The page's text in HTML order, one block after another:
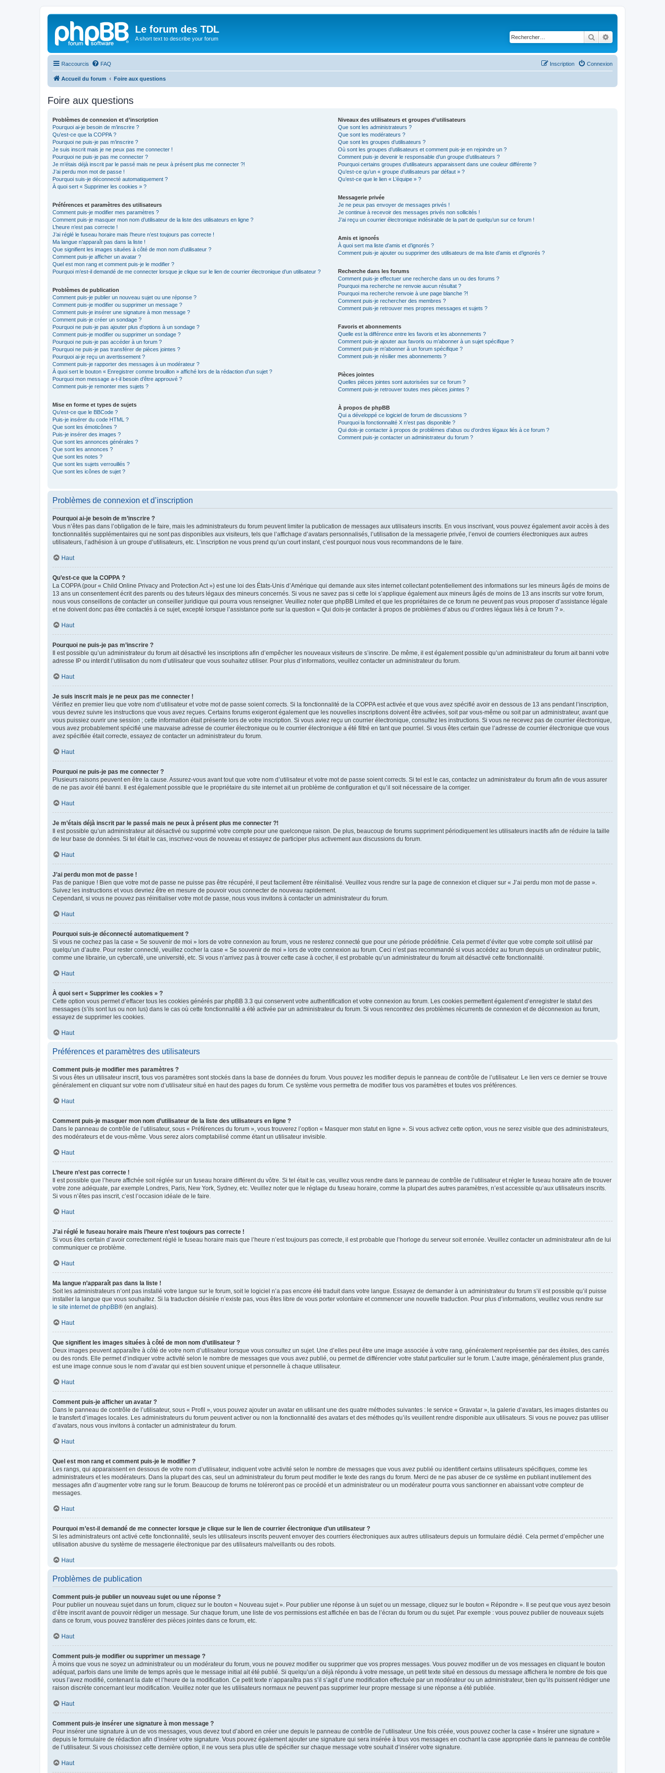
Le forum des TDL
A short text to describe your forum Rechercher
Raccourcis FAQ Connexion
Inscription
Accueil du forum Foire aux questions
Foire aux questions
Problèmes de connexion et d’inscription
Pourquoi ai-je besoin de m’inscrire ?
Qu’est-ce que la COPPA ?
Pourquoi ne puis-je pas m’inscrire ?
Je suis inscrit mais je ne peux pas me connecter !
Pourquoi ne puis-je pas me connecter ?
Je m’étais déjà inscrit par le passé mais ne peux à présent plus me connecter ?!
J’ai perdu mon mot de passe !
Pourquoi suis-je déconnecté automatiquement ?
À quoi sert « Supprimer les cookies » ?
Préférences et paramètres des utilisateurs
Comment puis-je modifier mes paramètres ?
Comment puis-je masquer mon nom d’utilisateur de la liste des utilisateurs en ligne ?
L’heure n’est pas correcte !
J’ai réglé le fuseau horaire mais l’heure n’est toujours pas correcte !
Ma langue n’apparaît pas dans la liste !
Que signifient les images situées à côté de mon nom d’utilisateur ?
Comment puis-je afficher un avatar ?
Quel est mon rang et comment puis-je le modifier ?
Pourquoi m’est-il demandé de me connecter lorsque je clique sur le lien de courrier électronique d’un utilisateur ?
Problèmes de publication
Comment puis-je publier un nouveau sujet ou une réponse ?
Comment puis-je modifier ou supprimer un message ?
Comment puis-je insérer une signature à mon message ?
Comment puis-je créer un sondage ?
Pourquoi ne puis-je pas ajouter plus d’options à un sondage ?
Comment puis-je modifier ou supprimer un sondage ?
Pourquoi ne puis-je pas accéder à un forum ?
Pourquoi ne puis-je pas transférer de pièces jointes ?
Pourquoi ai-je reçu un avertissement ?
Comment puis-je rapporter des messages à un modérateur ?
À quoi sert le bouton « Enregistrer comme brouillon » affiché lors de la rédaction d’un sujet ?
Pourquoi mon message a-t-il besoin d’être approuvé ?
Comment puis-je remonter mes sujets ?
Mise en forme et types de sujets
Qu’est-ce que le BBCode ?
Puis-je insérer du code HTML ?
Que sont les émoticônes ?
Puis-je insérer des images ?
Que sont les annonces générales ?
Que sont les annonces ?
Que sont les notes ?
Que sont les sujets verrouillés ?
Que sont les icônes de sujet ?
Niveaux des utilisateurs et groupes d’utilisateurs
Que sont les administrateurs ?
Que sont les modérateurs ?
Que sont les groupes d’utilisateurs ?
Où sont les groupes d’utilisateurs et comment puis-je en rejoindre un ?
Comment puis-je devenir le responsable d’un groupe d’utilisateurs ?
Pourquoi certains groupes d’utilisateurs apparaissent dans une couleur différente ?
Qu’est-ce qu’un « groupe d’utilisateurs par défaut » ?
Qu’est-ce que le lien « L’équipe » ?
Messagerie privée
Je ne peux pas envoyer de messages privés !
Je continue à recevoir des messages privés non sollicités !
J’ai reçu un courrier électronique indésirable de la part de quelqu’un sur ce forum !
Amis et ignorés
À quoi sert ma liste d’amis et d’ignorés ?
Comment puis-je ajouter ou supprimer des utilisateurs de ma liste d’amis et d’ignorés ?
Recherche dans les forums
Comment puis-je effectuer une recherche dans un ou des forums ?
Pourquoi ma recherche ne renvoie aucun résultat ?
Pourquoi ma recherche renvoie à une page blanche ?!
Comment puis-je rechercher des membres ?
Comment puis-je retrouver mes propres messages et sujets ?
Favoris et abonnements
Quelle est la différence entre les favoris et les abonnements ?
Comment puis-je ajouter aux favoris ou m’abonner à un sujet spécifique ?
Comment puis-je m’abonner à un forum spécifique ?
Comment puis-je résilier mes abonnements ?
Pièces jointes
Quelles pièces jointes sont autorisées sur ce forum ?
Comment puis-je retrouver toutes mes pièces jointes ?
À propos de phpBB
Qui a développé ce logiciel de forum de discussions ?
Pourquoi la fonctionnalité X n’est pas disponible ?
Qui dois-je contacter à propos de problèmes d’abus ou d’ordres légaux liés à ce forum ?
Comment puis-je contacter un administrateur du forum ?
Problèmes de connexion et d’inscription
Pourquoi ai-je besoin de m’inscrire ?
Vous n’êtes pas dans l’obligation de le faire, mais les administrateurs du forum peuvent limiter la publication de messages aux utilisateurs inscrits. En vous inscrivant, vous pouvez également avoir accès à des
fonctionnalités supplémentaires qui ne sont pas disponibles aux visiteurs, tels que l’affichage d’avatars personnalisés, l’utilisation de la messagerie privée, l’envoi de courriers électroniques aux autres
utilisateurs, l’adhésion à un groupe d’utilisateurs, etc. L’inscription ne vous prend qu’un court instant, c’est pourquoi nous vous recommandons de le faire.
Haut
Qu’est-ce que la COPPA ?
La COPPA (pour « Child Online Privacy and Protection Act ») est une loi des États-Unis d’Amérique qui demande aux sites internet collectant potentiellement des informations sur les mineurs âgés de moins de
13 ans un consentement écrit des parents ou des tuteurs légaux des mineurs concernés. Si vous ne savez pas si cette loi s’applique également aux mineurs âgés de moins de 13 ans inscrits sur votre forum,
nous vous conseillons de contacter un conseiller juridique qui pourra vous renseigner. Veuillez noter que phpBB Limited et que les propriétaires de ce forum ne peuvent pas vous proposer d’assistance légale
et ne doivent donc pas être contactés à ce sujet, excepté lorsque l’assistance porte sur la question « Qui dois-je contacter à propos de problèmes d’abus ou d’ordres légaux liés à ce forum ? ».
Haut
Pourquoi ne puis-je pas m’inscrire ?
Il est possible qu’un administrateur du forum ait désactivé les inscriptions afin d’empêcher les nouveaux visiteurs de s’inscrire. De même, il est également possible qu’un administrateur du forum ait banni votre
adresse IP ou interdit l’utilisation du nom d’utilisateur que vous souhaitez utiliser. Pour plus d’informations, veuillez contacter un administrateur du forum.
Haut
Je suis inscrit mais je ne peux pas me connecter !
Vérifiez en premier lieu que votre nom d’utilisateur et votre mot de passe soient corrects. Si la fonctionnalité de la COPPA est activée et que vous avez spécifié avoir en dessous de 13 ans pendant l’inscription,
vous devrez suivre les instructions que vous avez reçues. Certains forums exigeront également que les nouvelles inscriptions doivent être activées, soit par vous-même ou soit par un administrateur, avant que
vous puissiez ouvrir une session ; cette information était présente lors de votre inscription. Si vous aviez reçu un courrier électronique, consultez les instructions. Si vous ne recevez pas de courrier électronique,
vous avez probablement spécifié une mauvaise adresse de courrier électronique ou le courrier électronique a été filtré en tant que pourriel. Si vous êtes certain que l’adresse de courrier électronique que vous
avez spécifiée était correcte, essayez de contacter un administrateur du forum.
Haut
Pourquoi ne puis-je pas me connecter ?
Plusieurs raisons peuvent en être la cause. Assurez-vous avant tout que votre nom d’utilisateur et votre mot de passe soient corrects. Si tel est le cas, contactez un administrateur du forum afin de vous assurer
de ne pas avoir été banni. Il est également possible que le propriétaire du site internet ait un problème de configuration et qu’il soit nécessaire de la corriger.
Haut
Je m’étais déjà inscrit par le passé mais ne peux à présent plus me connecter ?!
Il est possible qu’un administrateur ait désactivé ou supprimé votre compte pour une quelconque raison. De plus, beaucoup de forums suppriment périodiquement les utilisateurs inactifs afin de réduire la taille
de leur base de données. Si tel était le cas, inscrivez-vous de nouveau et essayez de participer plus activement aux discussions du forum.
Haut
J’ai perdu mon mot de passe !
Pas de panique ! Bien que votre mot de passe ne puisse pas être récupéré, il peut facilement être réinitialisé. Veuillez vous rendre sur la page de connexion et cliquer sur « J’ai perdu mon mot de passe ».
Suivez les instructions et vous devriez être en mesure de pouvoir vous connecter de nouveau rapidement.
Cependant, si vous ne pouvez pas réinitialiser votre mot de passe, nous vous invitons à contacter un administrateur du forum.
Haut
Pourquoi suis-je déconnecté automatiquement ?
Si vous ne cochez pas la case « Se souvenir de moi » lors de votre connexion au forum, vous ne resterez connecté que pour une période prédéfinie. Cela permet d’éviter que votre compte soit utilisé par
quelqu’un d’autre. Pour rester connecté, veuillez cocher la case « Se souvenir de moi » lors de votre connexion au forum. Ceci n’est pas recommandé si vous accédez au forum depuis un ordinateur public,
comme une librairie, un cybercafé, une université, etc. Si vous n’arrivez pas à trouver cette case à cocher, il est probable qu’un administrateur du forum ait désactivé cette fonctionnalité.
Haut
À quoi sert « Supprimer les cookies » ?
Cette option vous permet d’effacer tous les cookies générés par phpBB 3.3 qui conservent votre authentification et votre connexion au forum. Les cookies permettent également d’enregistrer le statut des
messages (s’ils sont lus ou non lus) dans le cas où cette fonctionnalité a été activée par un administrateur du forum. Si vous rencontrez des problèmes récurrents de connexion et de déconnexion au forum,
essayez de supprimer les cookies.
Haut
Préférences et paramètres des utilisateurs
Comment puis-je modifier mes paramètres ?
Si vous êtes un utilisateur inscrit, tous vos paramètres sont stockés dans la base de données du forum. Vous pouvez les modifier depuis le panneau de contrôle de l’utilisateur. Le lien vers ce dernier se trouve
généralement en cliquant sur votre nom d’utilisateur situé en haut des pages du forum. Ce système vous permettra de modifier tous vos paramètres et toutes vos préférences.
Haut
Comment puis-je masquer mon nom d’utilisateur de la liste des utilisateurs en ligne ?
Dans le panneau de contrôle de l’utilisateur, sous « Préférences du forum », vous trouverez l’option « Masquer mon statut en ligne ». Si vous activez cette option, vous ne serez visible que des administrateurs,
des modérateurs et de vous-même. Vous serez alors comptabilisé comme étant un utilisateur invisible.
Haut
L’heure n’est pas correcte !
Il est possible que l’heure affichée soit réglée sur un fuseau horaire différent du vôtre. Si tel était le cas, veuillez vous rendre dans le panneau de contrôle de l’utilisateur et régler le fuseau horaire afin de trouver
votre zone adéquate, par exemple Londres, Paris, New York, Sydney, etc. Veuillez noter que le réglage du fuseau horaire, comme la plupart des autres paramètres, n’est accessible qu’aux utilisateurs inscrits.
Si vous n’êtes pas inscrit, c’est l’occasion idéale de le faire.
Haut
J’ai réglé le fuseau horaire mais l’heure n’est toujours pas correcte !
Si vous êtes certain d’avoir correctement réglé le fuseau horaire mais que l’heure n’est toujours pas correcte, il est probable que l’horloge du serveur soit erronée. Veuillez contacter un administrateur afin de lui
communiquer ce problème.
Haut
Ma langue n’apparaît pas dans la liste !
Soit les administrateurs n’ont pas installé votre langue sur le forum, soit le logiciel n’a pas encore été traduit dans votre langue. Essayez de demander à un administrateur du forum s’il est possible qu’il puisse
installer la langue que vous souhaitez. Si la traduction désirée n’existe pas, vous êtes libre de vous porter volontaire et commencer une nouvelle traduction. Pour plus d’informations, veuillez vous rendre sur
le site internet de phpBB® (en anglais).
Haut
Que signifient les images situées à côté de mon nom d’utilisateur ?
Deux images peuvent apparaître à côté de votre nom d’utilisateur lorsque vous consultez un sujet. Une d’elles peut être une image associée à votre rang, généralement représentée par des étoiles, des carrés
ou des ronds. Elle permet d’indiquer votre activité selon le nombre de messages que vous avez publié, ou permet de différencier votre statut particulier sur le forum. L’autre image, généralement plus grande,
est une image connue sous le nom d’avatar qui est bien souvent unique et personnelle à chaque utilisateur.
Haut
Comment puis-je afficher un avatar ?
Dans le panneau de contrôle de l’utilisateur, sous « Profil », vous pouvez ajouter un avatar en utilisant une des quatre méthodes suivantes : le service « Gravatar », la galerie d’avatars, les images distantes ou
le transfert d’images locales. Les administrateurs du forum peuvent activer ou non la fonctionnalité des avatars et des méthodes qu’ils veuillent rendre disponible aux utilisateurs. Si vous ne pouvez pas utiliser
d’avatars, nous vous invitons à contacter un administrateur du forum.
Haut
Quel est mon rang et comment puis-je le modifier ?
Les rangs, qui apparaissent en dessous de votre nom d’utilisateur, indiquent votre activité selon le nombre de messages que vous avez publié ou identifient certains utilisateurs spécifiques, comme les
administrateurs et les modérateurs. Dans la plupart des cas, seul un administrateur du forum peut modifier le texte des rangs du forum. Merci de ne pas abuser de ce système en publiant inutilement des
messages afin d’augmenter votre rang sur le forum. Beaucoup de forums ne toléreront pas ce procédé et un administrateur ou un modérateur pourra vous sanctionner en abaissant votre compteur de
messages.
Haut
Pourquoi m’est-il demandé de me connecter lorsque je clique sur le lien de courrier électronique d’un utilisateur ?
Si les administrateurs ont activé cette fonctionnalité, seuls les utilisateurs inscrits peuvent envoyer des courriers électroniques aux autres utilisateurs depuis un formulaire dédié. Cela permet d’empêcher une
utilisation abusive du système de messagerie électronique par des utilisateurs malveillants ou des robots.
Haut
Problèmes de publication
Comment puis-je publier un nouveau sujet ou une réponse ?
Pour publier un nouveau sujet dans un forum, cliquez sur le bouton « Nouveau sujet ». Pour publier une réponse à un sujet ou un message, cliquez sur le bouton « Répondre ». Il se peut que vous ayez besoin
d’être inscrit avant de pouvoir rédiger un message. Sur chaque forum, une liste de vos permissions est affichée en bas de l’écran du forum ou du sujet. Par exemple : vous pouvez publier de nouveaux sujets
dans ce forum, vous pouvez transférer des pièces jointes dans ce forum, etc.
Haut
Comment puis-je modifier ou supprimer un message ?
À moins que vous ne soyez un administrateur ou un modérateur du forum, vous ne pouvez modifier ou supprimer que vos propres messages. Vous pouvez modifier un de vos messages en cliquant le bouton
adéquat, parfois dans une limite de temps après que le message initial ait été publié. Si quelqu’un a déjà répondu à votre message, un petit texte situé en dessous du message affichera le nombre de fois que
vous l’avez modifié, contenant la date et l’heure de la modification. Ce petit texte n’apparaîtra pas s’il s’agit d’une modification effectuée par un modérateur ou un administrateur, bien qu’ils puissent rédiger une
raison discrète concernant leur modification. Veuillez noter que les utilisateurs normaux ne peuvent pas supprimer leur propre message si une réponse a été publiée.
Haut
Comment puis-je insérer une signature à mon message ?
Pour insérer une signature à un de vos messages, vous devez tout d’abord en créer une depuis le panneau de contrôle de l’utilisateur. Une fois créée, vous pouvez cocher la case « Insérer une signature »
depuis le formulaire de rédaction afin d’insérer votre signature. Vous pouvez également ajouter une signature qui sera insérée à tous vos messages en cochant la case appropriée dans le panneau de contrôle
de l’utilisateur. Si vous choisissez cette dernière option, il ne vous sera plus utile de spécifier sur chaque message votre souhait d’insérer votre signature.
Haut